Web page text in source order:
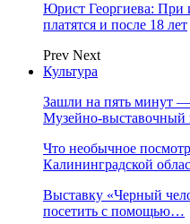
Юрист Георгиева: При
платятся и после 18 лет
Prev Next
Культура
Зашли на пять минут
Музейно-
Что необычное
Калининградской
Выставку «Черный
посетить с помощью…